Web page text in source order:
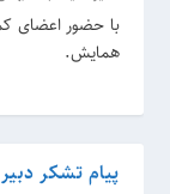
با حضور اعضای
همایش.
پیام تشکر دبیر